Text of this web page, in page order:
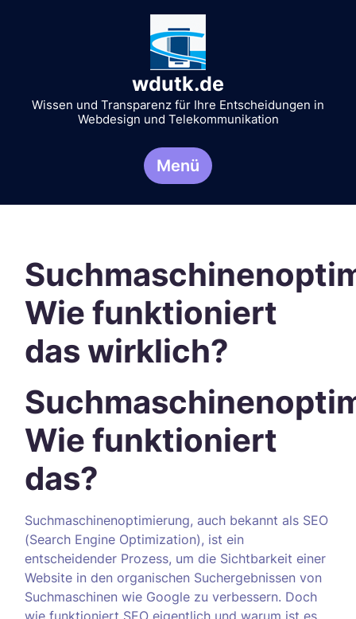
wdutk.de
Wissen und Transparenz für Ihre Entscheidungen in
Webdesign und Telekommunikation
Menü
Wie funktioniert
das wirklich?
Wie funktioniert
das?
Suchmaschinenoptimierung, auch bekannt als SEO
(Search Engine Optimization), ist ein
entscheidender Prozess, um die Sichtbarkeit einer
Website in den organischen Suchergebnissen von
Suchmaschinen wie Google zu verbessern. Doch
wie funktioniert SEO eigentlich und warum ist es